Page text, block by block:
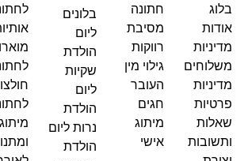
בלוג
אודות
מדיניות
משלוחים
מדיניות
פרטיות
שאלות
ותשובות
חתונה
מסיבת
רווקות
גילוי מין
העובר
חגים
מיתוג
אישי
בלונים
ליום
הולדת
שקיות
ליום
הולדת
נרות ליום
הולדת
מיתוג